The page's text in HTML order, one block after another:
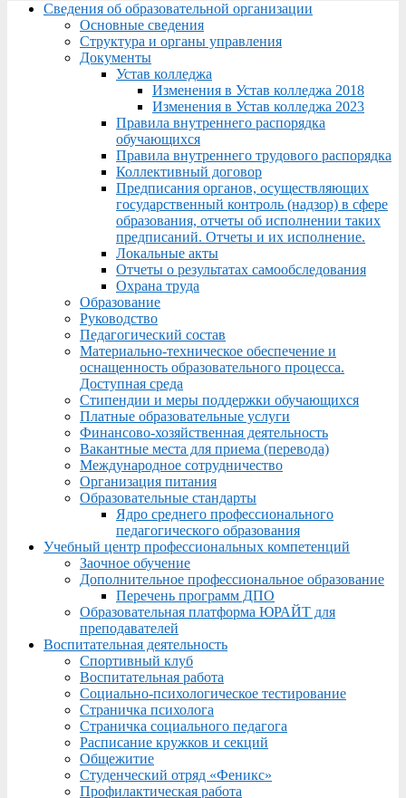
Menu
Сведения об образовательной организации
Основные сведения
Структура и органы управления
Документы
Устав колледжа
Изменения в Устав колледжа 2018
Изменения в Устав колледжа 2023
Правила внутреннего распорядка
обучающихся
Правила внутреннего трудового распорядка
Коллективный договор
Предписания органов, осуществляющих
государственный контроль (надзор) в сфере
образования, отчеты об исполнении таких
предписаний. Отчеты и их исполнение.
Локальные акты
Отчеты о результатах самообследования
Охрана труда
Образование
Руководство
Педагогический состав
Материально-техническое обеспечение и
оснащенность образовательного процесса.
Доступная среда
Стипендии и меры поддержки обучающихся
Платные образовательные услуги
Финансово-хозяйственная деятельность
Вакантные места для приема (перевода)
Международное сотрудничество
Организация питания
Образовательные стандарты
Ядро среднего профессионального
педагогического образования
Учебный центр профессиональных компетенций
Заочное обучение
Дополнительное профессиональное образование
Перечень программ ДПО
Образовательная платформа ЮРАЙТ для
преподавателей
Воспитательная деятельность
Спортивный клуб
Воспитательная работа
Социально-психологическое тестирование
Страничка психолога
Страничка социального педагога
Расписание кружков и секций
Общежитие
Студенческий отряд «Феникс»
Профилактическая работа